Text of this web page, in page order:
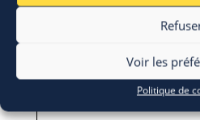
Voir les
Politique de